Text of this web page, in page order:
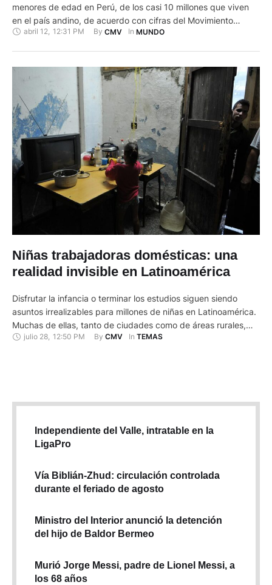
menores de edad en Perú, de los casi 10 millones que viven
en el país andino, de acuerdo con cifras del Movimiento
Nacional de Niños y Adolescentes Trabajadores Organizados
abril 12, 12:31 PM By CMV In MUNDO
Niñas trabajadoras domésticas: una
realidad invisible en Latinoamérica
Disfrutar la infancia o terminar los estudios siguen siendo
asuntos irrealizables para millones de niñas en Latinoamérica.
Muchas de ellas, tanto de ciudades como de áreas rurales,
deben asumir prematuramente el rol de adulto en su propio
julio 28 12:50 PM By CMV In TEMAS
Independiente del Valle, intratable en la
LigaPro
Vía Biblián-Zhud: circulación controlada
durante el feriado de agosto
Ministro del Interior anunció la detención
del hijo de Baldor Bermeo
Murió Jorge Messi, padre de Lionel Messi, a
los 68 años